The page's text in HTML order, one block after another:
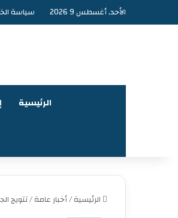
الأحد, أغسطس 9 2026 سياسة
الرئيسية
الرئيسية/أخبار عامة/تتويج